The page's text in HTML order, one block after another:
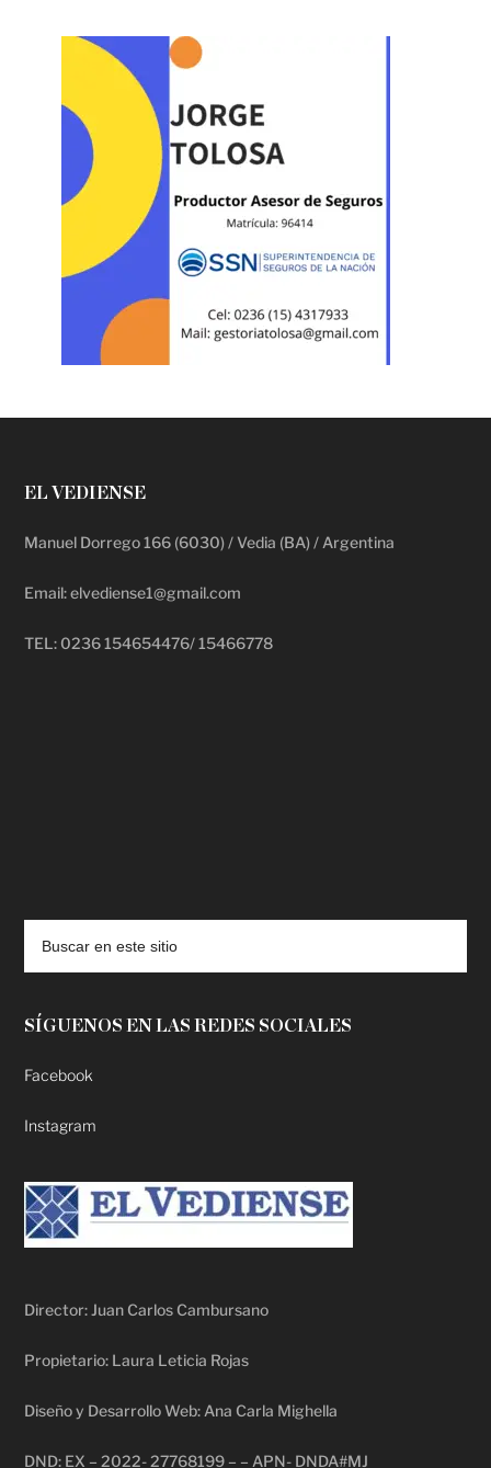
EL VEDIENSE
Manuel Dorrego 166 (6030) / Vedia (BA) / Argentina
Email: elvediense1@gmail.com
TEL: 0236 154654476/ 15466778
SÍGUENOS EN LAS REDES SOCIALES
Facebook
Instagram
Director: Juan Carlos Cambursano
Propietario: Laura Leticia Rojas
Diseño y Desarrollo Web: Ana Carla Mighella
DND: EX – 2022- 27768199 – – APN- DNDA#MJ